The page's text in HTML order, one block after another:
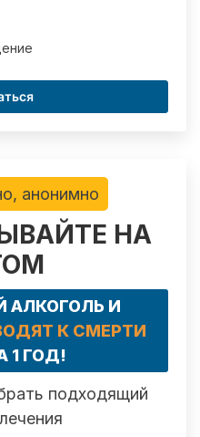
анонимно
НА
АЛКОГОЛЬ И
К СМЕРТИ
1 ГОД!
подходящий